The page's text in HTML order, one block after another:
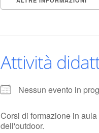
Attività
Nessun evento in
Corsi di formazione in
dell'outdoor.